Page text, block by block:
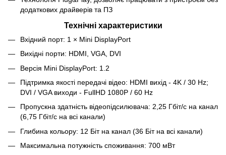
додаткових драйверів та ПЗ
Технічні характеристики
Вхідний порт: 1 × Mini DisplayPort
Вихідні порти: HDMI, VGA, DVI
Версія Mini DisplayPort: 1.2
Підтримка якості передачі відео: HDMI вихід - 4K / 30 Hz;
DVI / VGA виходи - FullHD 1080P / 60 Hz
Пропускна здатність відеопідсилювача: 2,25 Гбіт/с на канал
(6,75 Гбіт/с на всі канали)
Глибина кольору: 12 Біт на канал (36 Біт на всі канали)
Максимальна потужність споживання: 700 мВт